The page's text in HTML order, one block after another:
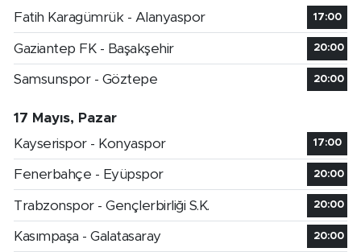
Fatih Karagümrük - Alanyaspor
17:00
Gaziantep FK - Başakşehir 20:00
Samsunspor - Göztepe 20:00
17 Mayıs, Pazar
Kayserispor - Konyaspor
17:00
Fenerbahçe - Eyüpspor 20:00
Trabzonspor - Gençlerbirliği S.K. 20:00
Kasımpaşa - Galatasaray 20:00